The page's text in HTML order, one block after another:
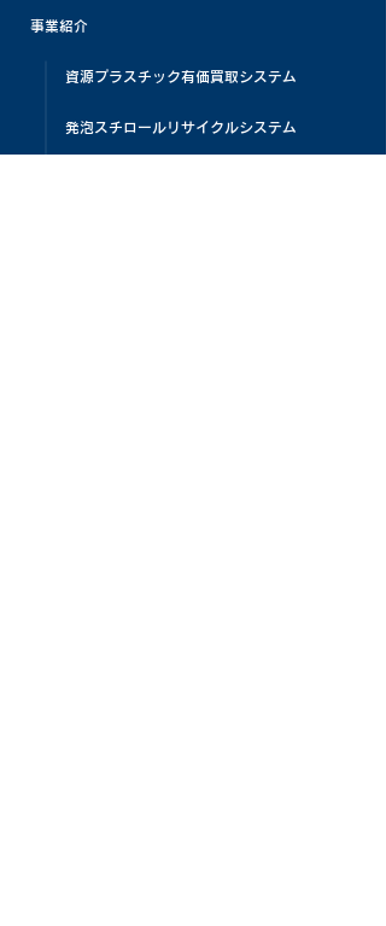
事業紹介
資源プラスチック有価買取システム
発泡スチロールリサイクルシステム